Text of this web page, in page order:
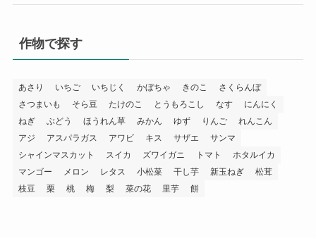
作物で探す
あさり いちご いちじく かぼちゃ きのこ
さくらんぼ
さつまいも
そら豆 たけのこ とうもろこし なす
にんにく
ねぎ
ぶどう ほうれん草 みかん ゆず りんご
れんこん
アジ
アスパラガス アワビ キス サザエ
サンマ
シャインマスカット
スイカ ズワイガニ トマト
ホタルイカ
マンゴー
メロン レタス 小松菜 干し芋 新玉ねぎ
松茸
枝豆
栗 桃 梅 梨 菜の花 里芋 餅